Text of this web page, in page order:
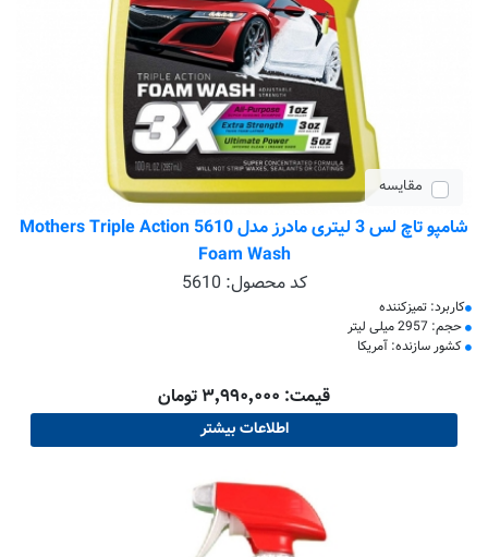
مقایسه
شامپو تاچ لس 3 لیتری مادرز مدل 5610 Mothers Triple Action
Foam Wash
کد محصول: 5610
کاربرد: تمیزکننده
حجم: 2957 میلی لیتر
کشور سازنده: آمریکا
قیمت: ۳٬۹۹۰٬۰۰۰ تومان
اطلاعات بیشتر